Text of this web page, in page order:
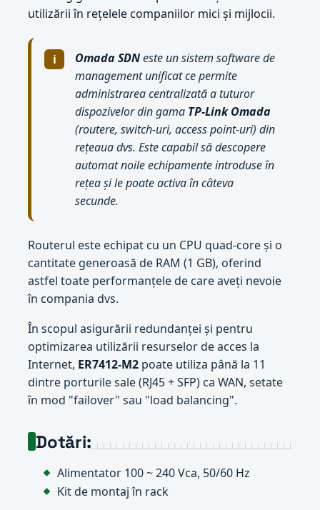
utilizării în rețelele companiilor mici și mijlocii.
Omada SDNeste un sistem software de
management unificat ce permite
administrarea centralizată a tuturor
dispozivelor din gama TP-Link Omada
(routere, switch-uri, access point-uri) din
rețeaua dvs. Este capabil să descopere
automat noile echipamente introduse în
rețea și le poate activa în câteva
secunde.
Routerul este echipat cu un CPU quad-core și o
cantitate generoasă de RAM (1 GB), oferind
astfel toate performanțele de care aveți nevoie
în compania dvs.
În scopul asigurării redundanței și pentru
optimizarea utilizării resurselor de acces la
Internet, ER7412-M2poate utiliza până la 11
dintre porturile sale (RJ45 + SFP) ca WAN, setate
în mod "failover" sau "load balancing".
Dotări:
Alimentator 100 ~ 240 Vca, 50/60 Hz
Kit de montaj în rack